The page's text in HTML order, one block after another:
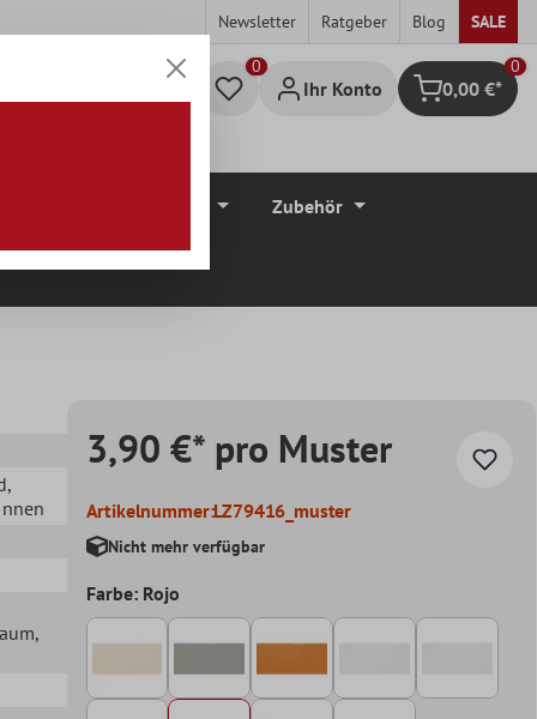
Newsletter Ratgeber Blog SALE
Ihr Konto Warenkorb
0
0,00 €*
Zubehör
,
,
3,90 €* pro Muster
Artikelnummer:LZ79416_muster
Nicht mehr verfügbar
Farbe: Rojo